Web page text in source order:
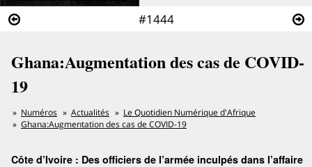
#1444
Ghana:Augmentation des cas de COVID-
19
Numéros Actualités
Le Quotidien Numérique d'Afrique
Ghana:Augmentation des cas de COVID-19
Côte d’Ivoire : Des officiers de l’armée inculpés dans l’affaire